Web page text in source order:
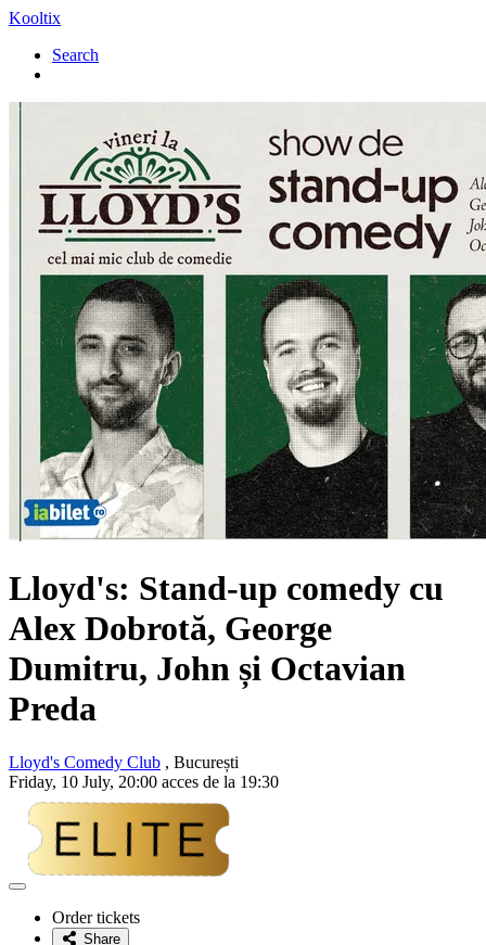
Kooltix
Search
Lloyd's: Stand-up comedy cu
Alex Dobrotă, George
Dumitru, John și Octavian
Preda
Lloyd's Comedy Club , București
Friday, 10 July, 20:00 acces de la 19:30
Adaugă
favoriteOrder tickets
Share